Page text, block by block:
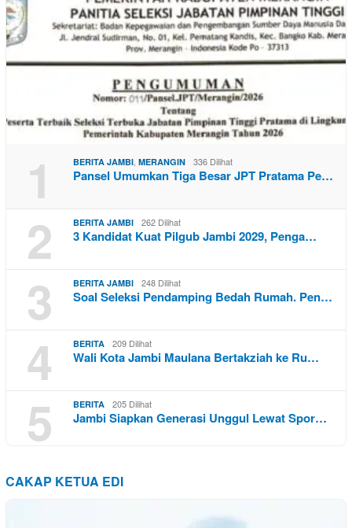
1 BERITA JAMBI MERANGIN 336 Dilihat
Pansel Umumkan Tiga Besar JPT Pratama Pe…
2 BERITA JAMBI 262 Dilihat
3 Kandidat Kuat Pilgub Jambi 2029, Penga…
3 BERITA JAMBI 248 Dilihat
Soal Seleksi Pendamping Bedah Rumah. Pen…
4 BERITA 209 Dilihat
Wali Kota Jambi Maulana Bertakziah ke Ru…
5 BERITA 205 Dilihat
Jambi Siapkan Generasi Unggul Lewat Spor…
CAKAP KETUA EDI